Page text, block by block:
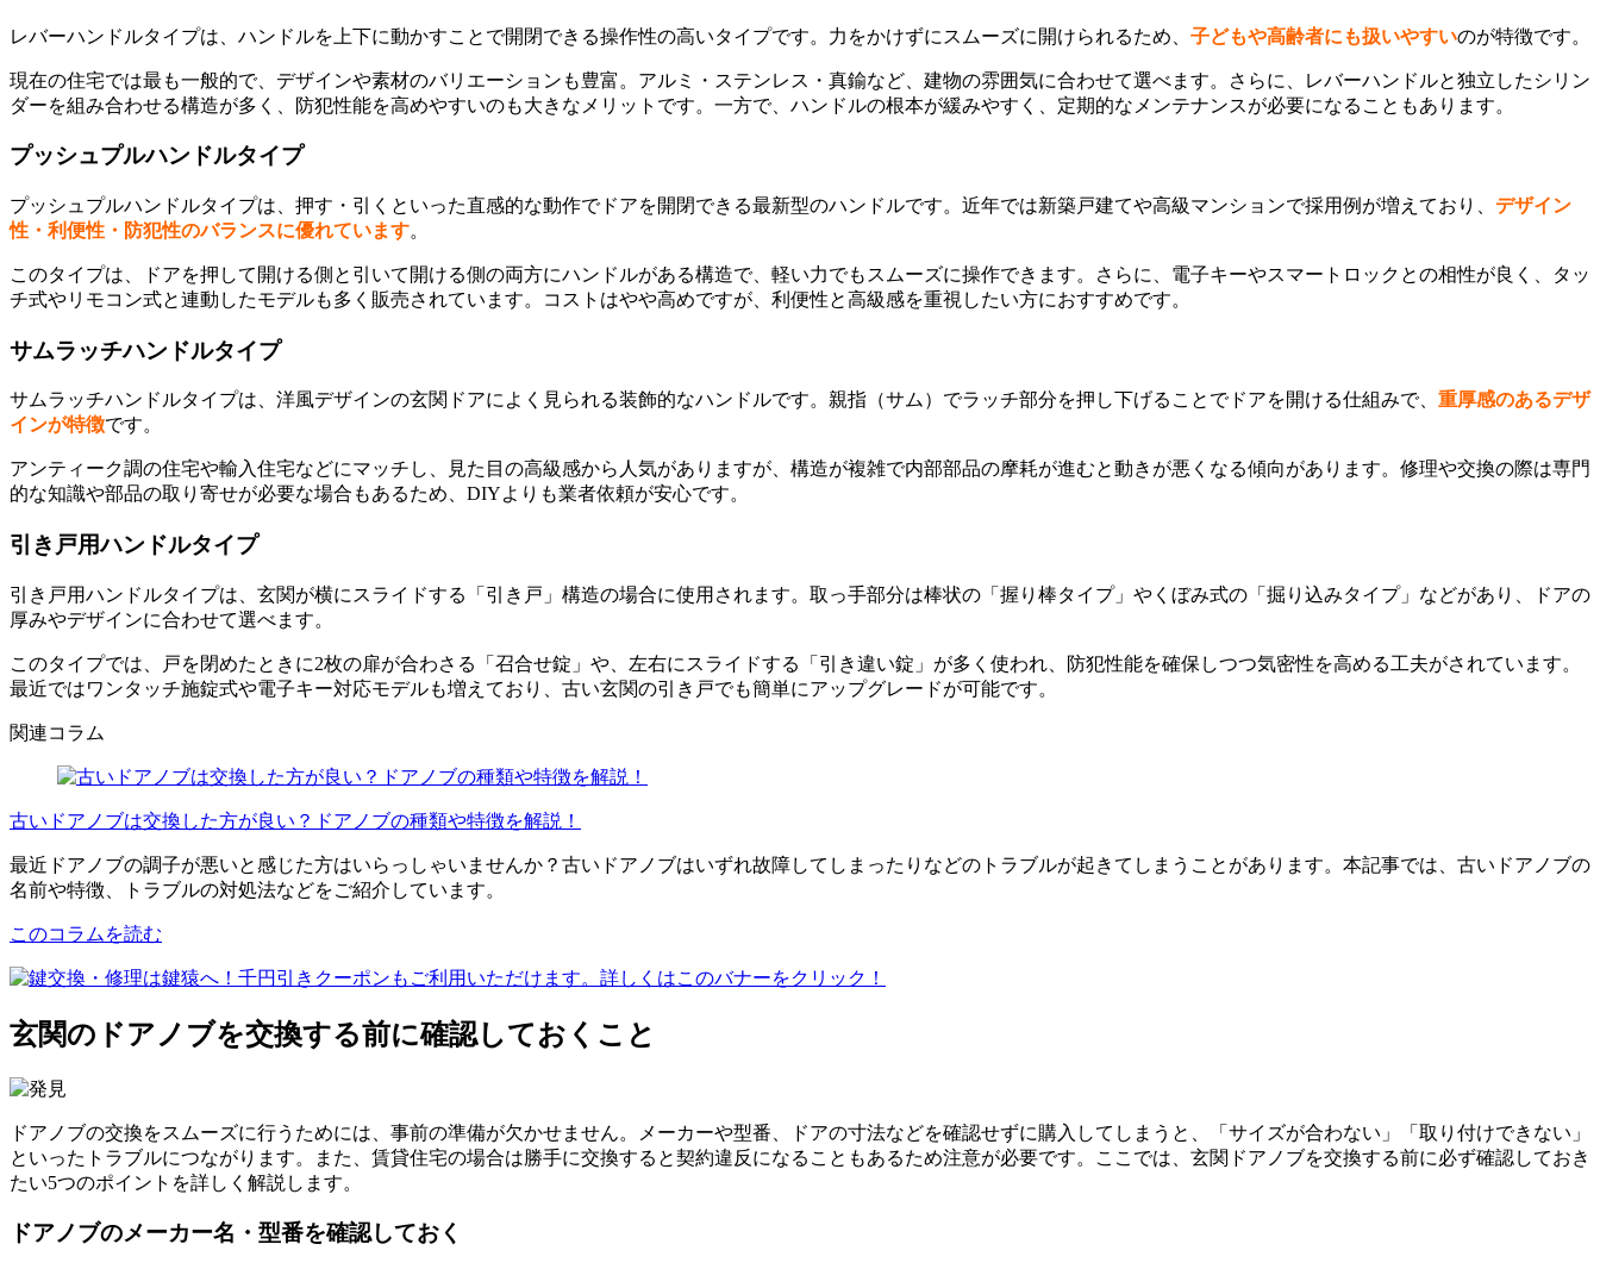
レバーハンドルタイプは、ハンドルを上下に動かすことで開閉できる操作性の高いタイプです。力をかけずにスムーズに開けられるため、 子どもや高齢者にも扱いやすいのが特徴です。
現在の住宅では最も一般的で、デザインや素材のバリエーションも豊富。アルミ・ステンレス・真鍮など、建物の雰囲気に合わせて選べます。さらに、レバーハンドルと独立したシリン
ダーを組み合わせる構造が多く、防犯性能を高めやすいのも大きなメリットです。一方で、ハンドルの根本が緩みやすく、定期的なメンテナンスが必要になることもあります。
プッシュプルハンドルタイプ
プッシュプルハンドルタイプは、押す・引くといった直感的な動作でドアを開閉できる最新型のハンドルです。近年では新築戸建てや高級マンションで採用例が増えており、 デザイン
性・利便性・防犯性のバランスに優れています。
このタイプは、ドアを押して開ける側と引いて開ける側の両方にハンドルがある構造で、軽い力でもスムーズに操作できます。さらに、電子キーやスマートロックとの相性が良く、タッ
チ式やリモコン式と連動したモデルも多く販売されています。コストはやや高めですが、利便性と高級感を重視したい方におすすめです。
サムラッチハンドルタイプ
サムラッチハンドルタイプは、洋風デザインの玄関ドアによく見られる装飾的なハンドルです。親指（サム）でラッチ部分を押し下げることでドアを開ける仕組みで、 重厚感のあるデザ
インが特徴です。
アンティーク調の住宅や輸入住宅などにマッチし、見た目の高級感から人気がありますが、構造が複雑で内部部品の摩耗が進むと動きが悪くなる傾向があります。修理や交換の際は専門
的な知識や部品の取り寄せが必要な場合もあるため、DIYよりも業者依頼が安心です。
引き戸用ハンドルタイプ
引き戸用ハンドルタイプは、玄関が横にスライドする「引き戸」構造の場合に使用されます。取っ手部分は棒状の「握り棒タイプ」やくぼみ式の「掘り込みタイプ」などがあり、ドアの
厚みやデザインに合わせて選べます。
このタイプでは、戸を閉めたときに2枚の扉が合わさる「召合せ錠」や、左右にスライドする「引き違い錠」が多く使われ、防犯性能を確保しつつ気密性を高める工夫がされています。
最近ではワンタッチ施錠式や電子キー対応モデルも増えており、古い玄関の引き戸でも簡単にアップグレードが可能です。
関連コラム
古いドアノブは交換した方が良い？ドアノブの種類や特徴を解説！
最近ドアノブの調子が悪いと感じた方はいらっしゃいませんか？古いドアノブはいずれ故障してしまったりなどのトラブルが起きてしまうことがあります。本記事では、古いドアノブの
名前や特徴、トラブルの対処法などをご紹介しています。
このコラムを読む
玄関のドアノブを交換する前に確認しておくこと
ドアノブの交換をスムーズに行うためには、事前の準備が欠かせません。メーカーや型番、ドアの寸法などを確認せずに購入してしまうと、「サイズが合わない」「取り付けできない」
といったトラブルにつながります。また、賃貸住宅の場合は勝手に交換すると契約違反になることもあるため注意が必要です。ここでは、玄関ドアノブを交換する前に必ず確認しておき
たい5つのポイントを詳しく解説します。
ドアノブのメーカー名・型番を確認しておく